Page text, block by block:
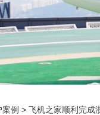
例 > 飞机之家顺利完成